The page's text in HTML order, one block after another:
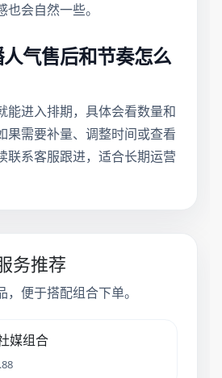
会自然一些。
气售后和节奏怎么
能进入排期，具体会看数量和
果需要补量、调整时间或查看
联系客服跟进，适合长期运营
务推荐
便于搭配组合下单。
媒组合